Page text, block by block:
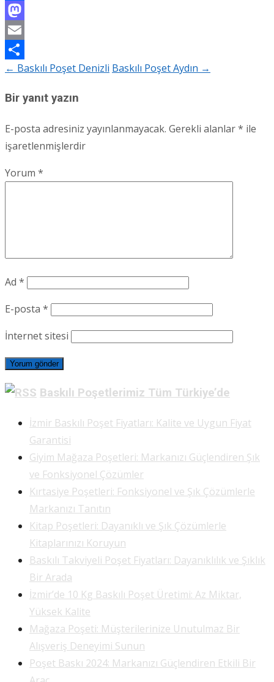
Facebook
Mastodon
Email
Share
Post
navigation
← Baskılı Poşet Denizli Baskılı Poşet Aydın →
Bir yanıt yazın
E-posta adresiniz yayınlanmayacak. Gerekli alanlar* ile
işaretlenmişlerdir
Yorum *
Ad *
E-posta *
İnternet sitesi
Baskılı Poşetlerimiz Tüm Türkiye’de
İzmir Baskılı Poşet Fiyatları: Kalite ve Uygun Fiyat
Garantisi
Giyim Mağaza Poşetleri: Markanızı Güçlendiren Şık
ve Fonksiyonel Çözümler
Kırtasiye Poşetleri: Fonksiyonel ve Şık Çözümlerle
Markanızı Tanıtın
Kitap Poşetleri: Dayanıklı ve Şık Çözümlerle
Kitaplarınızı Koruyun
Baskılı Takviyeli Poşet Fiyatları: Dayanıklılık ve Şıklık
Bir Arada
İzmir’de 10 Kg Baskılı Poşet Üretimi: Az Miktar,
Yüksek Kalite
Mağaza Poşeti: Müşterilerinize Unutulmaz Bir
Alışveriş Deneyimi Sunun
Poşet Baskı 2024: Markanızı Güçlendiren Etkili Bir